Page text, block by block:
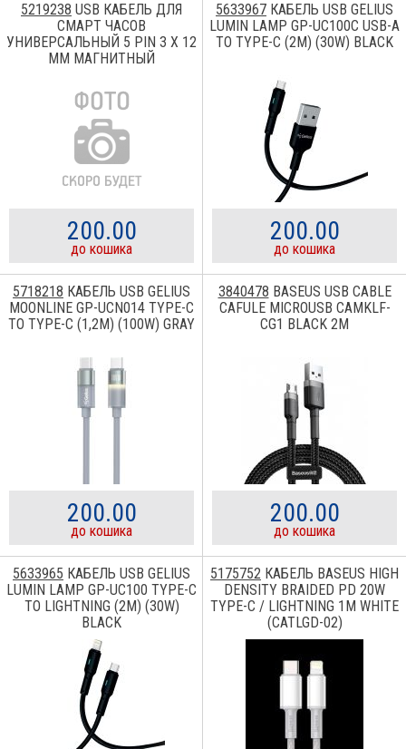
5219238 USB КАБЕЛЬ ДЛЯ
СМАРТ ЧАСОВ
УНИВЕРСАЛЬНЫЙ 5 PIN 3 X 12
MM МАГНИТНЫЙ
200.00
до кошика
5633967 КАБЕЛЬ USB GELIUS
LUMIN LAMP GP-UC100C USB-A
TO TYPE-C (2M) (30W) BLACK
200.00
до кошика
5718218 КАБЕЛЬ USB GELIUS
MOONLINE GP-UCN014 TYPE-C
TO TYPE-C (1,2M) (100W) GRAY
200.00
до кошика
3840478 BASEUS USB CABLE
CAFULE MICROUSB CAMKLF-
CG1 BLACK 2M
200.00
до кошика
5633965 КАБЕЛЬ USB GELIUS
LUMIN LAMP GP-UC100 TYPE-C
TO LIGHTNING (2M) (30W)
BLACK
5175752 КАБЕЛЬ BASEUS HIGH
DENSITY BRAIDED PD 20W
TYPE-C / LIGHTNING 1M WHITE
(CATLGD-02)